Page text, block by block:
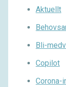
Aktuellt
Bli-
Copilot
Corona-